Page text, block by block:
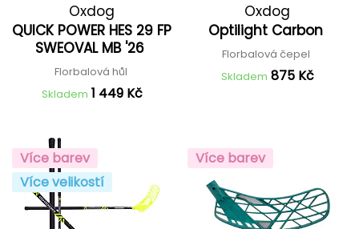
Oxdog
QUICK POWER HES 29 FP
SWEOVAL MB '26
Florbalová hůl
Skladem 1 449 Kč
Oxdog
Optilight Carbon
Florbalová čepel
Skladem 875 Kč
Více barev
Více velikostí
Více barev